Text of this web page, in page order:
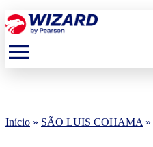
menu
Início » SÃO LUIS COHAMA »